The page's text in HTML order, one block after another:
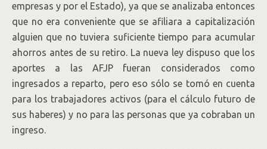
empresas y por el Estado), ya que se analizaba entonces
que no era conveniente que se afiliara a capitalización
alguien que no tuviera suficiente tiempo para acumular
ahorros antes de su retiro. La nueva ley dispuso que los
aportes a las AFJP fueran considerados como
ingresados a reparto, pero eso sólo se tomó en cuenta
para los trabajadores activos (para el cálculo futuro de
sus haberes) y no para las personas que ya cobraban un
ingreso.